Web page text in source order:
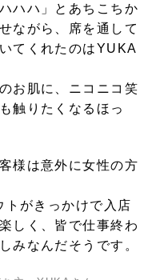
ハハ」とあちこちか
ながら、席を通して
てくれたのはYUKA
お肌に、ニコニコ笑
触りたくなるほっ
様は意外に女性の方
トがきっかけで入店
しく、皆で仕事終わ
みなんだそうです。